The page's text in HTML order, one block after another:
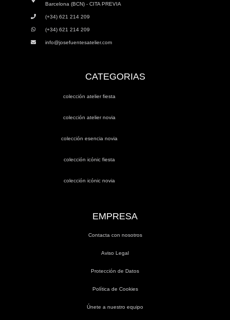
Barcelona (BCN) - CITA PREVIA
(+34) 621 214 209
(+34) 621 214 209
info@josefuentesatelier.com
CATEGORIAS
colección atelier fiesta
colección atelier novia
colección esencia novia
colección icónic fiesta
colección icónic novia
EMPRESA
Contacta con nosotros
Aviso Legal
Protección de Datos
Política de Cookies
Únete a nuestro equipo